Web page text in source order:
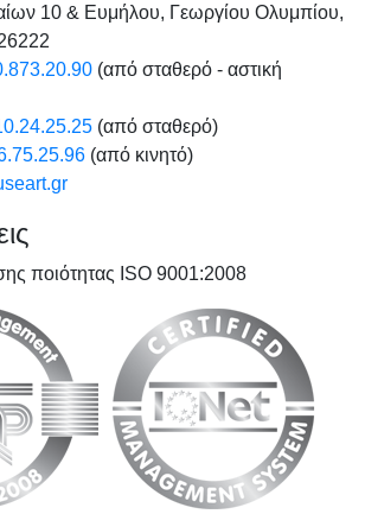
10 & Ευμήλου, Γεωργίου Ολυμπίου,
(από σταθερό - αστική
(από σταθερό)
(από κινητό)
ποιότητας ISO 9001:2008